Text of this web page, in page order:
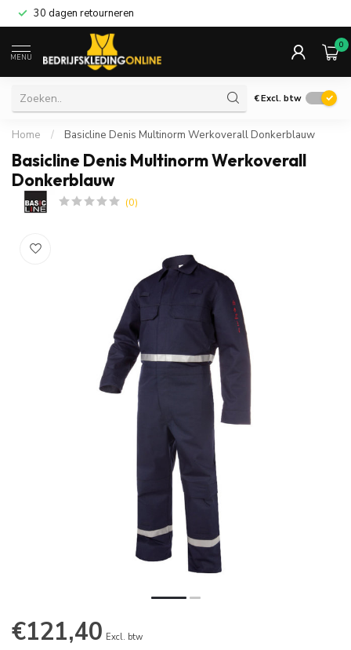
30 dagen retourneren
MENU
0
€Excl. btw
Home / Basicline Denis Multinorm Werkoverall Donkerblauw
Basicline Denis Multinorm Werkoverall
Donkerblauw
(0)
€121,40 Excl. btw